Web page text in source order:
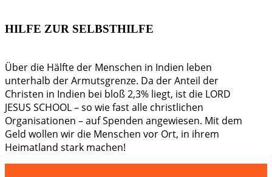
HILFE ZUR SELBSTHILFE
Über die Hälfte der Menschen in Indien leben
unterhalb der Armutsgrenze. Da der Anteil der
Christen in Indien bei bloß 2,3% liegt, ist die LORD
JESUS SCHOOL – so wie fast alle christlichen
Organisationen – auf Spenden angewiesen. Mit dem
Geld wollen wir die Menschen vor Ort, in ihrem
Heimatland stark machen!